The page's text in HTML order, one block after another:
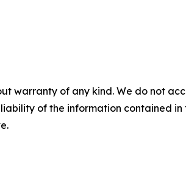
warranty of any kind. We do not
of the information contained